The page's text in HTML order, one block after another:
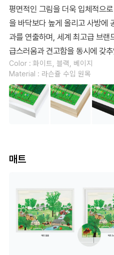
평면적인 그림을 더욱 입체적으
을 바닥보다 높게 올리고 사방에
과를 연출하며, 세계 최고급 브
급스러움과 견고함을 동시에 갖
Color : 화이트, 블랙, 베이지
Material : 라슨쥴 수입 원목
매트